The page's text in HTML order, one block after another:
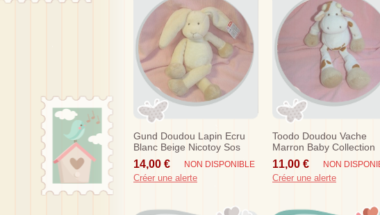
Gund Doudou Lapin Ecru
Blanc Beige Nicotoy Sos
14,00 € NON DISPONIBLE
Créer une alerte
Toodo Doudou Vache
Marron Baby Collection
Billes Nicotoy
11,00 € NON
Créer une alerte